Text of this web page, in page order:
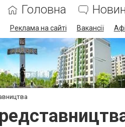
Головна
Реклама на сайті Вакансії